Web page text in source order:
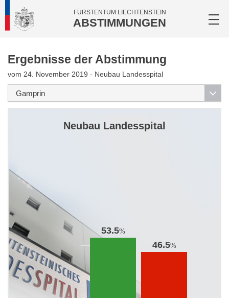
FÜRSTENTUM LIECHTENSTEIN
ABSTIMMUNGEN
Ergebnisse der Abstimmung
vom 24. November 2019 - Neubau Landesspital
Neubau Landesspital
53.5%
46.5%